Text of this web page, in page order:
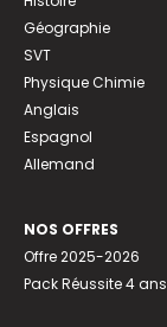
Géographie
SVT
Physique Chimie
Anglais
Espagnol
Allemand
NOS OFFRES
Offre 2025-2026
Pack Réussite 4 ans